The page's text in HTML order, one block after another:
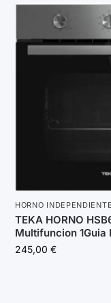
HORNO INDEPENDIENTE
TEKA HORNO
Multifuncion 1Guia
245,00 €